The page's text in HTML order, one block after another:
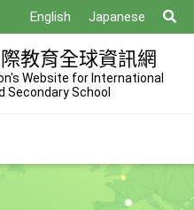
English Japanese
尋
教育全球資訊網
Website for International
Secondary School